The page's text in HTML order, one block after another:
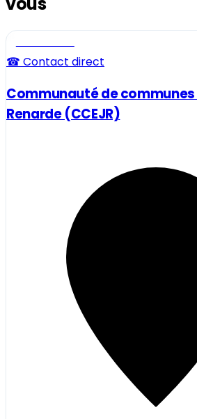
☎ Contact direct
Communauté de
Renarde (CCEJR)